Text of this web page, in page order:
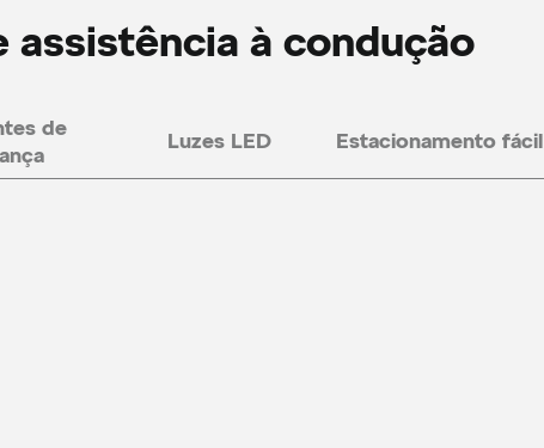
assistência à condução
de
Luzes LED Estacionamento fácil